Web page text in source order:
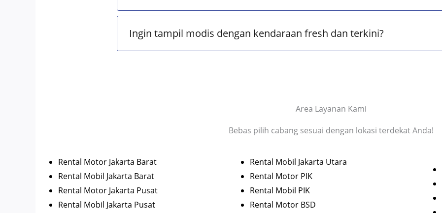
Ingin tampil modis dengan kendaraan fresh dan terkini?
Area Layanan Kami
Bebas pilih cabang sesuai dengan lokasi terdekat Anda!
Rental Motor Jakarta Barat
Rental Mobil Jakarta Barat
Rental Motor Jakarta Pusat
Rental Mobil Jakarta Pusat
Rental Mobil Jakarta Utara
Rental Motor PIK
Rental Mobil PIK
Rental Motor BSD